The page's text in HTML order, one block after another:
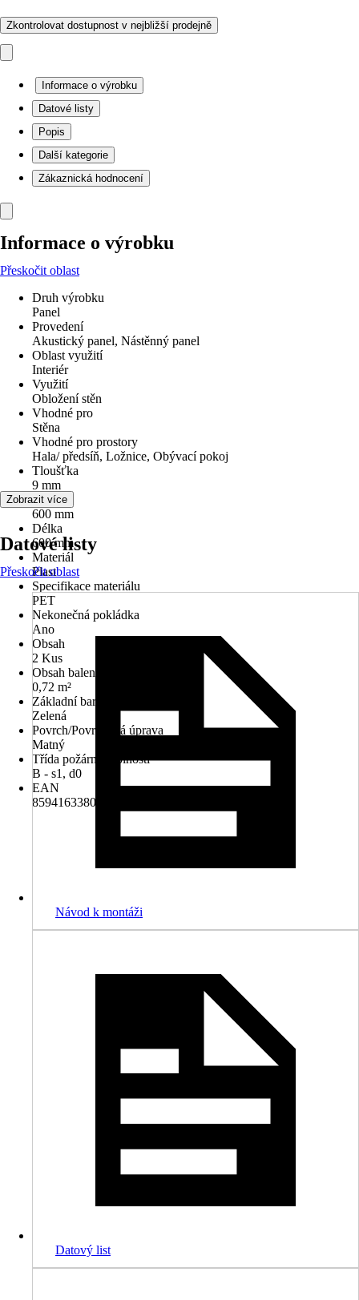
Zkontrolovat dostupnost v nejbližší prodejně
Informace o výrobku
Datové listy
Popis
Další kategorie
Zákaznická hodnocení
Informace o výrobku
Přeskočit oblast
Druh výrobku
Panel
Provedení
Akustický panel, Nástěnný panel
Oblast využití
Interiér
Využití
Obložení stěn
Vhodné pro
Stěna
Vhodné pro prostory
Hala/ předsíň, Ložnice, Obývací pokoj
Tloušťka
9 mm
Šířka
600 mm
Délka
600 mm
Materiál
Plast
Specifikace materiálu
PET
Nekonečná pokládka
Ano
Obsah
2 Kus
Obsah balení
0,72 m²
Základní barva
Zelená
Povrch/Povrchová úprava
Matný
Třída požární odolnosti
B - s1, d0
EAN
8594163380779
Zobrazit více
Datové listy
Přeskočit oblast
Návod k montáži
Datový list